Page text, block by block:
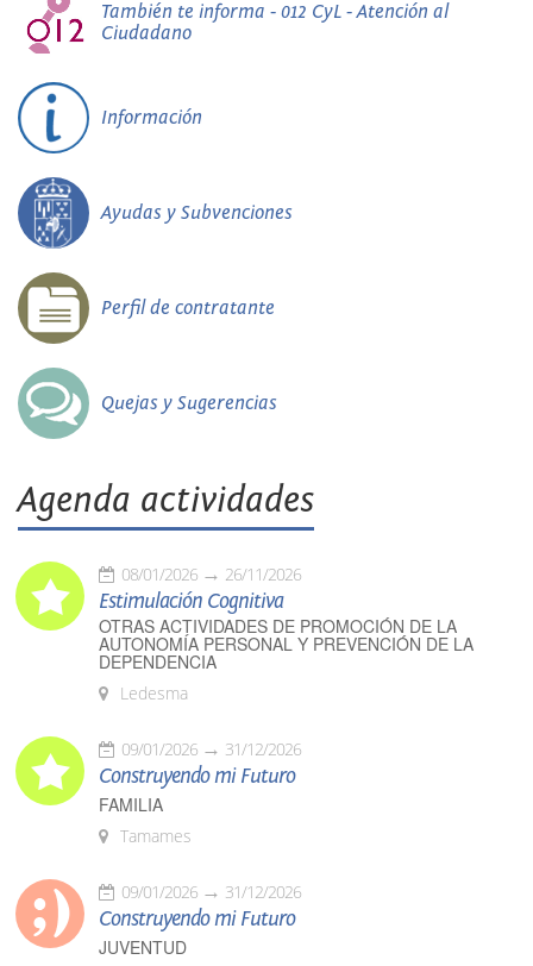
También te informa - 012 CyL - Atención al
Ciudadano
Información
Ayudas y Subvenciones
Perfil de contratante
Quejas y Sugerencias
Agenda actividades
08/01/2026 26/11/2026
Estimulación Cognitiva
OTRAS ACTIVIDADES DE PROMOCIÓN DE LA
AUTONOMÍA PERSONAL Y PREVENCIÓN DE LA
DEPENDENCIA
Ledesma
09/01/2026 31/12/2026
Construyendo mi Futuro
FAMILIA
Tamames
09/01/2026 31/12/2026
Construyendo mi Futuro
JUVENTUD